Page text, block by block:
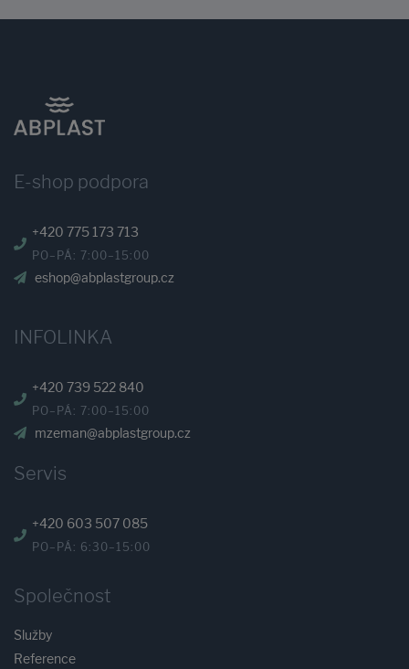
E-shop podpora
+420 775 173 713
PO–PÁ: 7:00–15:00
eshop@abplastgroup.cz
INFOLINKA
+420 739 522 840
PO–PÁ: 7:00–15:00
mzeman@abplastgroup.cz
Servis
+420 603 507 085
PO–PÁ: 6:30–15:00
Společnost
Služby
Reference